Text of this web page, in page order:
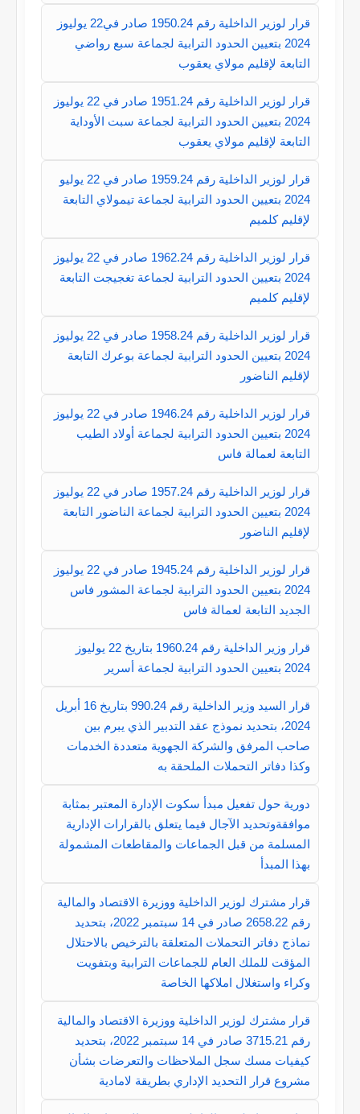
قرار لوزير الداخلية رقم 1950.24 صادر في22 يوليوز
2024 بتعيين الحدود الترابية لجماعة سبع رواضي
التابعة لإقليم مولاي يعقوب
قرار لوزير الداخلية رقم 1951.24 صادر في 22 يوليوز
2024 بتعيين الحدود الترابية لجماعة سبت الأوداية
التابعة لإقليم مولاي يعقوب
قرار لوزير الداخلية رقم 1959.24 صادر في 22 يوليو
2024 بتعيين الحدود الترابية لجماعة تيمولاي التابعة
لإقليم كلميم
قرار لوزير الداخلية رقم 1962.24 صادر في 22 يوليوز
2024 بتعيين الحدود الترابية لجماعة تغجيجت التابعة
لإقليم كلميم
قرار لوزير الداخلية رقم 1958.24 صادر في 22 يوليوز
2024 بتعيين الحدود الترابية لجماعة بوعرك التابعة
لإقليم الناضور
قرار لوزير الداخلية رقم 1946.24 صادر في 22 يوليوز
2024 بتعيين الحدود الترابية لجماعة أولاد الطيب
التابعة لعمالة فاس
قرار لوزير الداخلية رقم 1957.24 صادر في 22 يوليوز
2024 بتعيين الحدود الترابية لجماعة الناضور التابعة
لإقليم الناضور
قرار لوزير الداخلية رقم 1945.24 صادر في 22 يوليوز
2024 بتعيين الحدود الترابية لجماعة المشور فاس
الجديد التابعة لعمالة فاس
قرار وزير الداخلية رقم 1960.24 بتاريخ 22 يوليوز
2024 بتعيين الحدود الترابية لجماعة أسرير
قرار السيد وزير الداخلية رقم 990.24 بتاريخ 16 أبريل
2024، بتحديد نموذج عقد التدبير الذي يبرم بين
صاحب المرفق والشركة الجهوية متعددة الخدمات
وكذا دفاتر التحملات الملحقة به
دورية حول تفعيل مبدأ سكوت الإدارة المعتبر بمثابة
موافقةوتحديد الآجال فيما يتعلق بالقرارات الإدارية
المسلمة من قبل الجماعات والمقاطعات المشمولة
بهذا المبدأ
قرار مشترك لوزير الداخلية ووزيرة الاقتصاد والمالية
رقم 2658.22 صادر في 14 سبتمبر 2022، بتحديد
نماذج دفاتر التحملات المتعلقة بالترخيص بالاحتلال
المؤقت للملك العام للجماعات الترابية وبتفويت
وكراء واستغلال املاكها الخاصة
قرار مشترك لوزير الداخلية ووزيرة الاقتصاد والمالية
رقم 3715.21 صادر في 14 سبتمبر 2022، بتحديد
كيفيات مسك سجل الملاحظات والتعرضات بشأن
مشروع قرار التحديد الإداري بطريقة لامادية